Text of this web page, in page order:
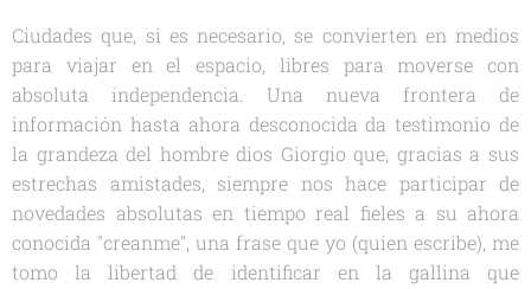
Ciudades que, si es necesario, se convierten en medios
para viajar en el espacio, libres para moverse con
absoluta independencia. Una nueva frontera de
información hasta ahora desconocida da testimonio de
la grandeza del hombre dios Giorgio que, gracias a sus
estrechas amistades, siempre nos hace participar de
novedades absolutas en tiempo real fieles a su ahora
conocida "creanme", una frase que yo (quien escribe), me
tomo la libertad de identificar en la gallina que